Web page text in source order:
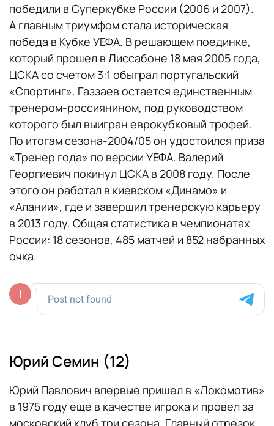
победили в Суперкубке России (2006 и 2007).
А главным триумфом стала историческая
победа в Кубке УЕФА. В решающем поединке,
который прошел в Лиссабоне 18 мая 2005 года,
ЦСКА со счетом 3:1 обыграл португальский
«Спортинг». Газзаев остается единственным
тренером-россиянином, под руководством
которого был выигран еврокубковый трофей.
По итогам сезона-2004/05 он удостоился приза
«Тренер года» по версии УЕФА. Валерий
Георгиевич покинул ЦСКА в 2008 году. После
этого он работал в киевском «Динамо» и
«Алании», где и завершил тренерскую карьеру
в 2013 году. Общая статистика в чемпионатах
России: 18 сезонов, 485 матчей и 852 набранных
очка.
Юрий Семин (12)
Юрий Павлович впервые пришел в «Локомотив»
в 1975 году еще в качестве игрока и провел за
московский клуб три сезона. Главный отрезок